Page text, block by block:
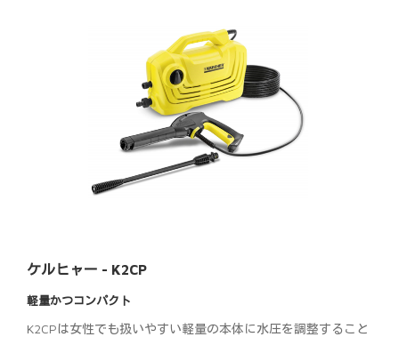
ケルヒャー - K2CP
軽量かつコンパクト
K2CPは女性でも扱いやすい軽量の本体に水圧を調整すること